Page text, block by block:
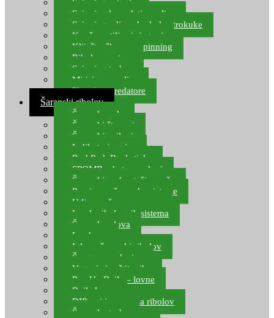
Spinning setovi
Spinning kompleti varalica
Spinning udice, dvokuke, trokuke
Kopče, vrtilice i ringovi
Kliješta, škare za spinning
Ribolov pastrve
Spinning torbe
Mirisi za varalice
Plovci za predatore
Šaranski ribolov
Šaranske role
Šaranski štapovi
Šaranski najloni
Indikatori ugriza
Rod Pod, Banksticks
SPOMB rakete, markeri
Šaranski podmetači, mreže
Pernice za šaranske sisteme
Udice za šarana, amura
Izrada ribolovnih sistema
Šaranska olova
Leadcore
Igle za šaranski ribolov
Špage, upredenice
Vaganje i zaštita ribe
Pop Up Boile – lovne
Boile lovne
DIP-ovi i arome za ribolov
Šaranske torbe